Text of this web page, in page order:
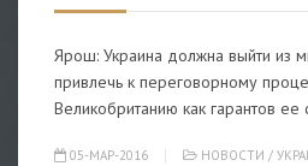
Ярош: Украина должна выйти из
привлечь к переговорному
Великобританию как гарантов ее
05-МАР-2016 НОВОСТИ /